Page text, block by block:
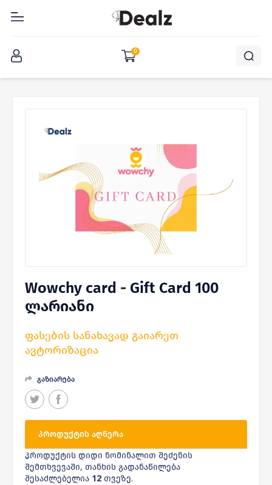
0
Wowchy card - Gift Card 100
ლარიანი
ფასების სანახავად გაიარეთ
ავტორიზაცია
გაზიარება
ᲞᲠᲝᲓᲣᲥᲢᲘᲡ ᲐᲦᲬᲔᲠᲐ
პროდუქტის დიდი ნომინალით შეძენის
შემთხვევაში, თანხის გადანაწილება
შესაძლებელია 12 თვეზე.